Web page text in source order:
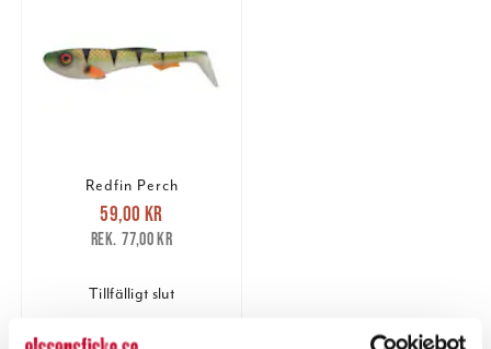
Redfin Perch
Nuvarande pris
59,00 krTidigare pris
77,00 kr
59,00 kr
77,00 kr
Tillfälligt slut